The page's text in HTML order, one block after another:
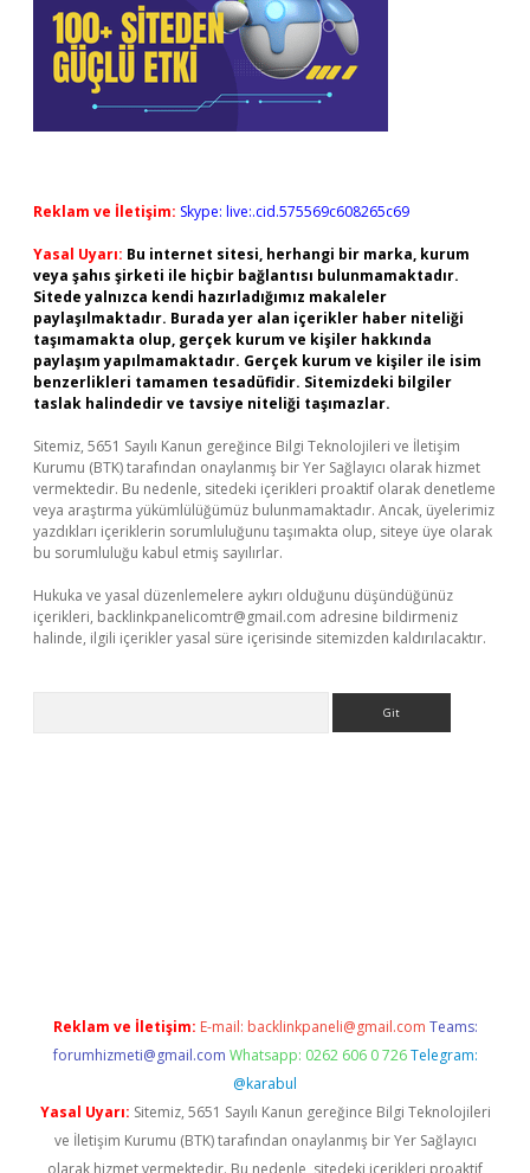
Reklam ve İletişim: Skype: live:.cid.575569c608265c69
Yasal Uyarı: Bu internet sitesi, herhangi bir marka, kurum
veya şahıs şirketi ile hiçbir bağlantısı bulunmamaktadır.
Sitede yalnızca kendi hazırladığımız makaleler
paylaşılmaktadır. Burada yer alan içerikler haber niteliği
taşımamakta olup, gerçek kurum ve kişiler hakkında
paylaşım yapılmamaktadır. Gerçek kurum ve kişiler ile isim
benzerlikleri tamamen tesadüfidir. Sitemizdeki bilgiler
taslak halindedir ve tavsiye niteliği taşımazlar.
Sitemiz, 5651 Sayılı Kanun gereğince Bilgi Teknolojileri ve İletişim
Kurumu (BTK) tarafından onaylanmış bir Yer Sağlayıcı olarak hizmet
vermektedir. Bu nedenle, sitedeki içerikleri proaktif olarak denetleme
veya araştırma yükümlülüğümüz bulunmamaktadır. Ancak, üyelerimiz
yazdıkları içeriklerin sorumluluğunu taşımakta olup, siteye üye olarak
bu sorumluluğu kabul etmiş sayılırlar.
Hukuka ve yasal düzenlemelere aykırı olduğunu düşündüğünüz
içerikleri, backlinkpanelicomtr@gmail.com adresine bildirmeniz
halinde, ilgili içerikler yasal süre içerisinde sitemizden kaldırılacaktır.
Reklam ve İletişim: E-mail: backlinkpaneli@gmail.com Teams:
forumhizmeti@gmail.com Whatsapp: 0262 606 0 726 Telegram:
@karabul
Yasal Uyarı: Sitemiz, 5651 Sayılı Kanun gereğince Bilgi Teknolojileri
ve İletişim Kurumu (BTK) tarafından onaylanmış bir Yer Sağlayıcı
olarak hizmet vermektedir. Bu nedenle, sitedeki içerikleri proaktif